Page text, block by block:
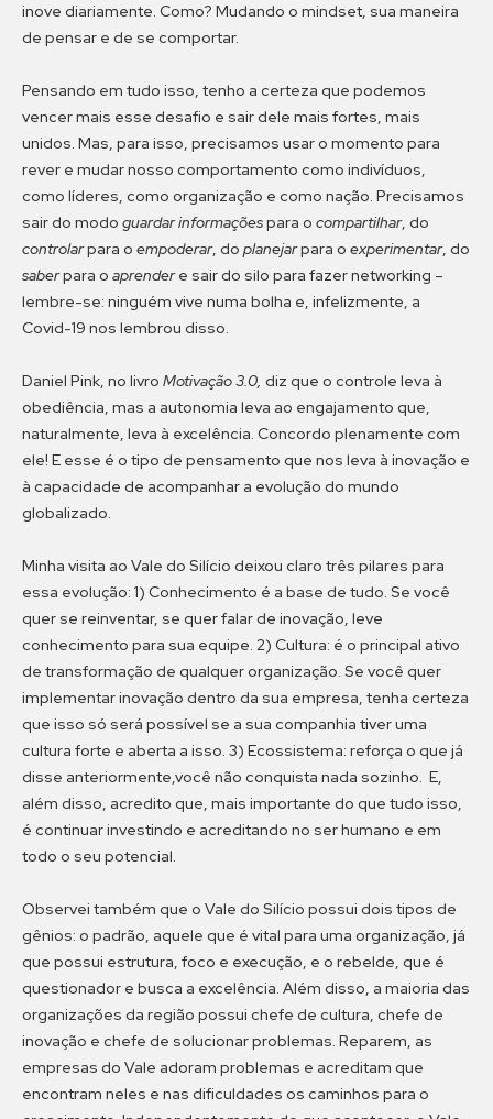
inove diariamente. Como? Mudando o mindset, sua maneira
de pensar e de se comportar.
Pensando em tudo isso, tenho a certeza que podemos
vencer mais esse desafio e sair dele mais fortes, mais
unidos. Mas, para isso, precisamos usar o momento para
rever e mudar nosso comportamento como indivíduos,
como líderes, como organização e como nação. Precisamos
sair do modo guardar informaçõespara o compartilhar, do
controlarpara o empoderar, do planejarpara o experimentar, do
saberpara o aprendere sair do silo para fazer networking –
lembre-se: ninguém vive numa bolha e, infelizmente, a
Covid-19 nos lembrou disso.
Daniel Pink, no livro Motivação 3.0, diz que o controle leva à
obediência, mas a autonomia leva ao engajamento que,
naturalmente, leva à excelência. Concordo plenamente com
ele! E esse é o tipo de pensamento que nos leva à inovação e
à capacidade de acompanhar a evolução do mundo
globalizado.
Minha visita ao Vale do Silício deixou claro três pilares para
essa evolução: 1) Conhecimento é a base de tudo. Se você
quer se reinventar, se quer falar de inovação, leve
conhecimento para sua equipe. 2) Cultura: é o principal ativo
de transformação de qualquer organização. Se você quer
implementar inovação dentro da sua empresa, tenha certeza
que isso só será possível se a sua companhia tiver uma
cultura forte e aberta a isso. 3) Ecossistema: reforça o que já
disse anteriormente,você não conquista nada sozinho. E,
além disso, acredito que, mais importante do que tudo isso,
é continuar investindo e acreditando no ser humano e em
todo o seu potencial.
Observei também que o Vale do Silício possui dois tipos de
gênios: o padrão, aquele que é vital para uma organização, já
que possui estrutura, foco e execução, e o rebelde, que é
questionador e busca a excelência. Além disso, a maioria das
organizações da região possui chefe de cultura, chefe de
inovação e chefe de solucionar problemas. Reparem, as
empresas do Vale adoram problemas e acreditam que
encontram neles e nas dificuldades os caminhos para o